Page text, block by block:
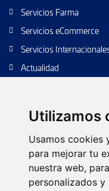
Utilizamos
Usamos cookies
para mejorar tu
nuestra web,
personalizados y
Servicios Farma
Servicios eCommerce
Servicios
Actualidad
Envíos de calidad
Envíos Baratos